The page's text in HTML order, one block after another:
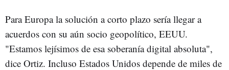
Para Europa la solución a corto plazo sería llegar a
acuerdos con su aún socio geopolítico, EEUU.
"Estamos lejísimos de esa soberanía digital absoluta",
dice Ortiz. Incluso Estados Unidos depende de miles de